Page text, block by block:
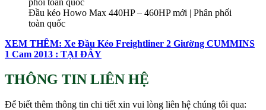
Đầu kéo Howo Max 440HP – 460HP mới | Phân phối
toàn quốc
XEM THÊM: Xe Đầu Kéo Freightliner 2 Giường CUMMINS
1 Cam 2013 : TẠI ĐÂY
THÔNG TIN LIÊN HỆ
Để biết thêm thông tin chi tiết xin vui lòng liên hệ chúng tôi qua: